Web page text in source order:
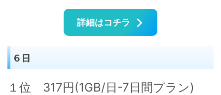
詳細はコチラ
６日
１位 317円(1GB/日-7日間プラン)